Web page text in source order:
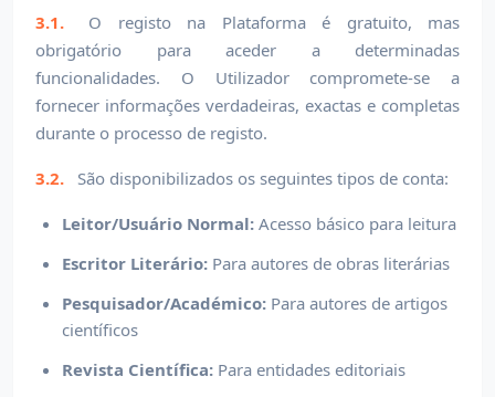
3.1.
O registo na Plataforma é gratuito, mas
obrigatório para aceder a determinadas
funcionalidades. O Utilizador compromete-se a
fornecer informações verdadeiras, exactas e completas
durante o processo de registo.
3.2. São disponibilizados os seguintes tipos de conta:
Leitor/Usuário Normal: Acesso básico para leitura
Escritor Literário: Para autores de obras literárias
Pesquisador/Académico: Para autores de artigos
científicos
Revista Científica: Para entidades editoriais